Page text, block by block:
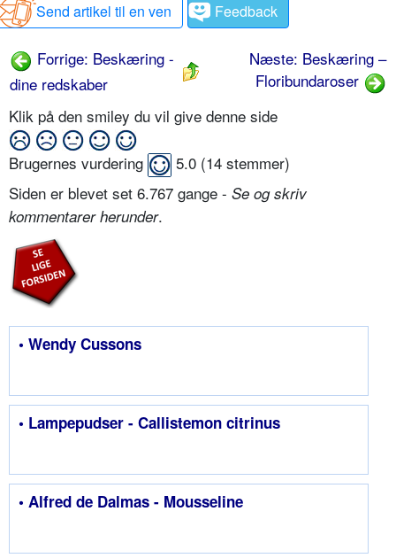
Send artikel til en ven
Feedback
Forrige: Beskæring -
dine redskaber
Næste: Beskæring –
Floribundaroser
Klik på den smiley du vil give denne side
Brugernes vurdering 5.0 (14 stemmer)
Siden er blevet set 6.767 gange - Se og skriv
kommentarer herunder.
• Wendy Cussons
• Lampepudser - Callistemon citrinus
• Alfred de Dalmas - Mousseline